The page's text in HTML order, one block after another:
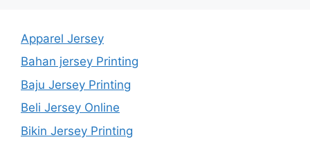
Apparel Jersey
Bahan jersey Printing
Baju Jersey Printing
Beli Jersey Online
Bikin Jersey Printing